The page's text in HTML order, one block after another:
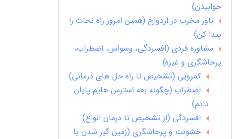
خوابیدن)
باور مخرب در ازدواج (همین امروز راه نجات را
پیدا کن)
مشاوره فردی (افسردگی، وسواس، اضطراب،
پرخاشگری و غیره)
کمرویی (تشخیص تا راه حل های درمانی)
اضطراب (چگونه بعه استرس هایم پایان
دادم)
افسردگی (از تشخیص تا درمان انواع)
خشونت و پرخاشگری (زمین گیر شدن یا